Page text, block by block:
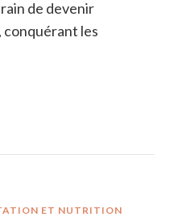
de devenir
conquérant les
ET NUTRITION